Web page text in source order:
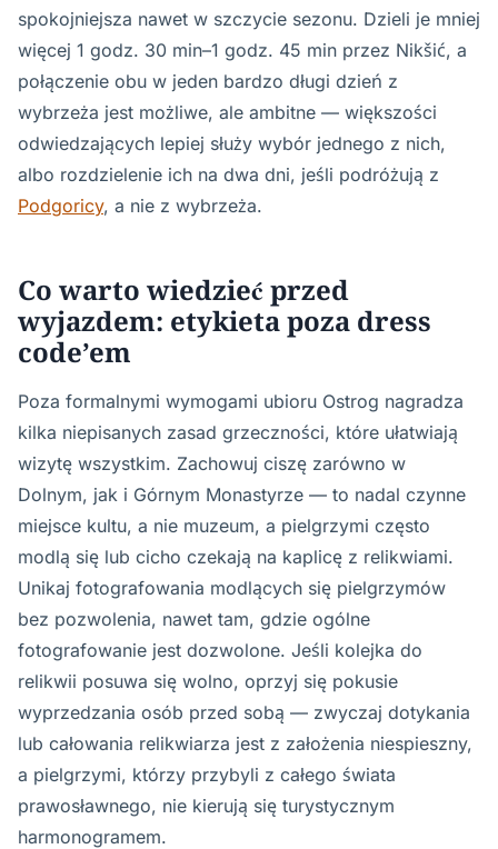
spokojniejsza nawet w szczycie sezonu. Dzieli je mniej
więcej 1 godz. 30 min–1 godz. 45 min przez Nikšić, a
połączenie obu w jeden bardzo długi dzień z
wybrzeża jest możliwe, ale ambitne — większości
odwiedzających lepiej służy wybór jednego z nich,
albo rozdzielenie ich na dwa dni, jeśli podróżują z
Podgoricy, a nie z wybrzeża.
Co warto wiedzieć przed
wyjazdem: etykieta poza dress
code’em
Poza formalnymi wymogami ubioru Ostrog nagradza
kilka niepisanych zasad grzeczności, które ułatwiają
wizytę wszystkim. Zachowuj ciszę zarówno w
Dolnym, jak i Górnym Monastyrze — to nadal czynne
miejsce kultu, a nie muzeum, a pielgrzymi często
modlą się lub cicho czekają na kaplicę z relikwiami.
Unikaj fotografowania modlących się pielgrzymów
bez pozwolenia, nawet tam, gdzie ogólne
fotografowanie jest dozwolone. Jeśli kolejka do
relikwii posuwa się wolno, oprzyj się pokusie
wyprzedzania osób przed sobą — zwyczaj dotykania
lub całowania relikwiarza jest z założenia niespieszny,
a pielgrzymi, którzy przybyli z całego świata
prawosławnego, nie kierują się turystycznym
harmonogramem.